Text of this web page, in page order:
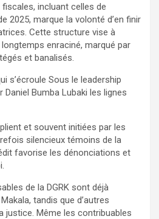
incluant celles de
2025, marque la volonté d’en finir
Cette structure vise à
enraciné, marqué par
et banalisés.
s’écroule Sous le leadership
Daniel Bumba Lubaki les lignes
et souvent initiées par les
silencieux témoins de la
favorise les dénonciations et
de la DGRK sont déjà
tandis que d’autres
justice. Même les contribuables